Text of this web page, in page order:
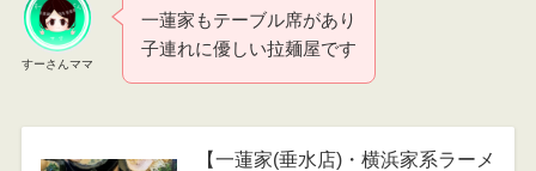
すーさんママ
一蓮家もテーブル席があり
子連れに優しい拉麺屋です
【一蓮家(垂水店)・横浜家系ラーメ